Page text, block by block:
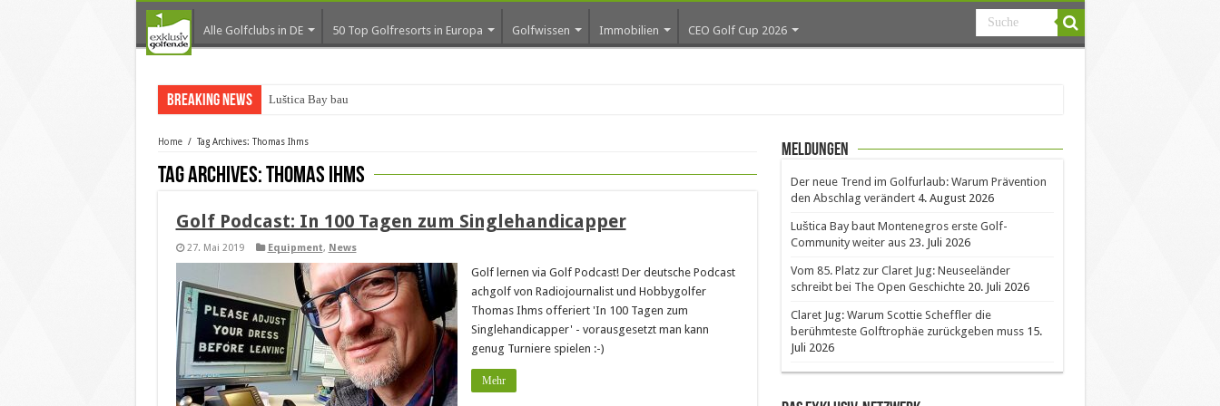
Alle Golfclubs in DE 50 Top Golfresorts in Europa Golfwissen Immobilien CEO Golf Cup 2026
Breaking News Luštica Bay baut Monten
Home / Tag Archives: Thomas Ihms
Tag Archives:Thomas Ihms
Golf Podcast: In 100 Tagen zum Singlehandicapper
27. Mai 2019 Equipment, News
Golf lernen via Golf Podcast! Der deutsche Podcast
achgolf von Radiojournalist und Hobbygolfer
Thomas Ihms offeriert 'In 100 Tagen zum
Singlehandicapper' - vorausgesetzt man kann
genug Turniere spielen :-)
Mehr
Meldungen
Der neue Trend im Golfurlaub: Warum Prävention
den Abschlag verändert 4. August 2026
Luštica Bay baut Montenegros erste Golf-
Community weiter aus 23. Juli 2026
Vom 85. Platz zur Claret Jug: Neuseeländer
schreibt bei The Open Geschichte 20. Juli 2026
Claret Jug: Warum Scottie Scheffler die
berühmteste Golftrophäe zurückgeben muss 15.
Juli 2026